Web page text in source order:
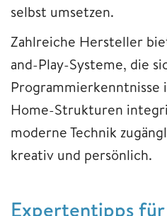
selbst umsetzen.
Zahlreiche Hersteller
and-Play-Systeme, die
Programmierkenntnisse
Home-Strukturen
moderne Technik
kreativ und persönlich.
Expertentipps